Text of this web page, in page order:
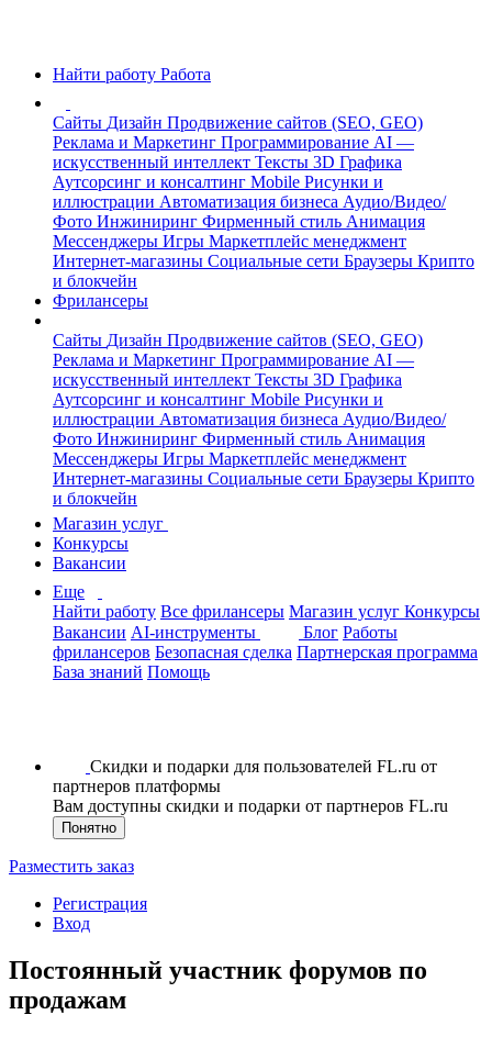
Найти работу Работа
Сайты Дизайн Продвижение сайтов (SEO, GEO)
Реклама и Маркетинг Программирование AI —
искусственный интеллект Тексты 3D Графика
Аутсорсинг и консалтинг Mobile Рисунки и
иллюстрации Автоматизация бизнеса Аудио/Видео/
Фото Инжиниринг Фирменный стиль Анимация
Мессенджеры Игры Маркетплейс менеджмент
Интернет-магазины Социальные сети Браузеры Крипто
и блокчейн
Фрилансеры
Сайты Дизайн Продвижение сайтов (SEO, GEO)
Реклама и Маркетинг Программирование AI —
искусственный интеллект Тексты 3D Графика
Аутсорсинг и консалтинг Mobile Рисунки и
иллюстрации Автоматизация бизнеса Аудио/Видео/
Фото Инжиниринг Фирменный стиль Анимация
Мессенджеры Игры Маркетплейс менеджмент
Интернет-магазины Социальные сети Браузеры Крипто
и блокчейн
Магазин услуг
Конкурсы
Вакансии
Еще
Найти работу Все фрилансеры Магазин услуг Конкурсы
Вакансии AI-инструменты Блог Работы
фрилансеров Безопасная сделка Партнерская программа
База знаний Помощь
Скидки и подарки для пользователей FL.ru от
партнеров платформы
Вам доступны скидки и подарки от партнеров FL.ru
Понятно
Разместить заказ
Регистрация
Вход
Постоянный участник форумов по
продажам